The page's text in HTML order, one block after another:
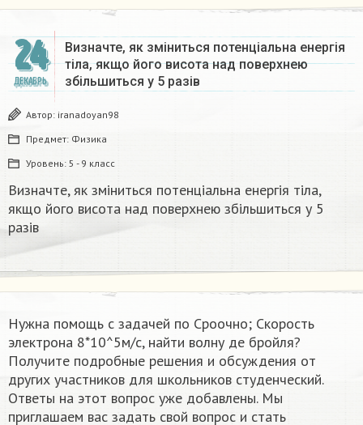
24
ДЕКАБРЬ
Визначте, як зміниться потенціальна енергія
тіла, якщо його висота над поверхнею
збільшиться у 5 разів
Автор: iranadoyan98
Предмет: Физика
Уровень: 5 - 9 класс
Визначте, як зміниться потенціальна енергія тіла,
якщо його висота над поверхнею збільшиться у 5
разів
Нужна помощь с задачей по Сроочно; Скорость
электрона 8*10^5м/с, найти волну де бройля?
Получите подробные решения и обсуждения от
других участников для школьников студенческий.
Ответы на этот вопрос уже добавлены. Мы
приглашаем вас задать свой вопрос и стать